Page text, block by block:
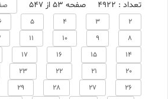
تعداد : 4922 صفحه 53 از 547
2
3
4
5
8
9
10
11
14
15
16
17
20
21
22
23
26
27
28
29